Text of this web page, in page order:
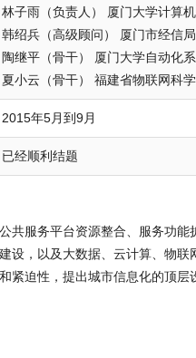
林子雨（负责人） 厦门大学计算
韩绍兵（高级顾问） 厦门市经信局
陶继平（骨干） 厦门大学自动化
夏小云（骨干） 福建省物联网科
2015年5月到9月
已经顺利结题
共服务平台资源整合、服务功
设，以及大数据、云计算、物
紧迫性，提出城市信息化的顶